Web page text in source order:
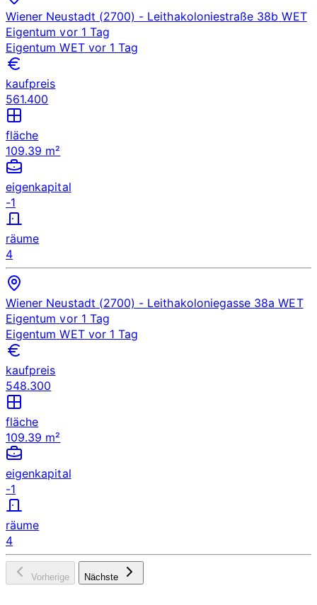
Wiener Neustadt (2700) - Leithakoloniestraße 38b WET
Eigentum vor 1 Tag
Eigentum WET vor 1 Tag
kaufpreis
561.400
fläche
109.39 m²
eigenkapital
-1
räume
4
Wiener Neustadt (2700) - Leithakoloniegasse 38a WET
Eigentum vor 1 Tag
Eigentum WET vor 1 Tag
kaufpreis
548.300
fläche
109.39 m²
eigenkapital
-1
räume
4
Vorherige Nächste